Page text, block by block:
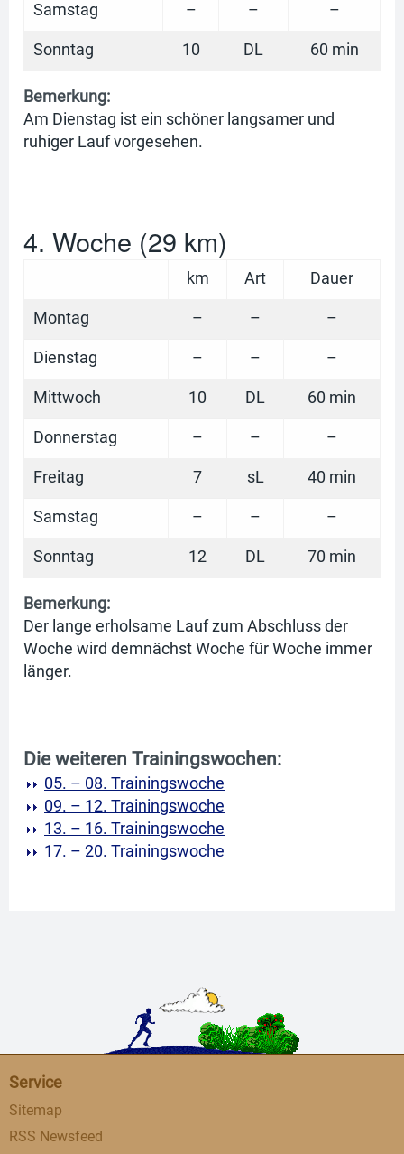
Samstag – – –
Sonntag 10 DL 60 min
Bemerkung:
Am Dienstag ist ein schöner langsamer und
ruhiger Lauf vorgesehen.
4. Woche (29 km)
km Art Dauer
Montag – – –
Dienstag – – –
Mittwoch 10 DL 60 min
Donnerstag – – –
Freitag 7 sL 40 min
Samstag – – –
Sonntag 12 DL 70 min
Bemerkung:
Der lange erholsame Lauf zum Abschluss der
Woche wird demnächst Woche für Woche immer
länger.
Die weiteren Trainingswochen:
05. – 08. Trainingswoche
09. – 12. Trainingswoche
13. – 16. Trainingswoche
17. – 20. Trainingswoche
Service
Sitemap
RSS Newsfeed